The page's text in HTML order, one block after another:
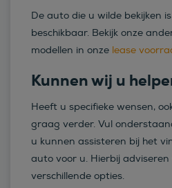
De auto die u wilde bekijken
beschikbaar. Bekijk onze
modellen in onze lease
Kunnen wij u
Heeft u specifieke wensen,
graag verder. Vul
u kunnen assisteren bij het
auto voor u. Hierbij
verschillende opties.